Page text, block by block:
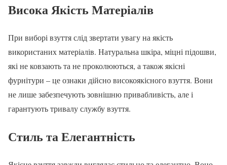
Висока Якість Матеріалів
При виборі взуття слід звертати увагу на якість
використаних матеріалів. Натуральна шкіра, міцні підошви,
які не ковзають та не проколюються, а також якісні
фурнітури – це ознаки дійсно високоякісного взуття. Вони
не лише забезпечують зовнішню привабливість, але і
гарантують тривалу службу взуття.
Стиль та Елегантність